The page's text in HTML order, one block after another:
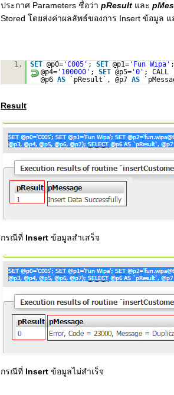
ประกาศ Parameters ชื่อว่า pResult และ
Stored โดยส่งค่าผลลัพธ์ของการ Insert ข้อมูล แ
1. SET @p0='C005' ; SET @p1='Fun Wipa' ;
@p4='100000' ; SET @p5='0' ; CALL
@p6 AS `pResult`, @p7 AS
Result
กรณีที่ Insert ข้อมูลสำเสร็จ
กรณีที่ Insert ข้อมูลไม่สำเร็จ